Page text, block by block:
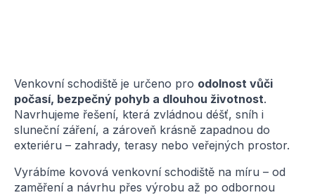
Venkovní schodiště je určeno pro odolnost vůči
počasí, bezpečný pohyb a dlouhou životnost.
Navrhujeme řešení, která zvládnou déšť, sníh i
sluneční záření, a zároveň krásně zapadnou do
exteriéru – zahrady, terasy nebo veřejných prostor.
Vyrábíme kovová venkovní schodiště na míru – od
zaměření a návrhu přes výrobu až po odbornou